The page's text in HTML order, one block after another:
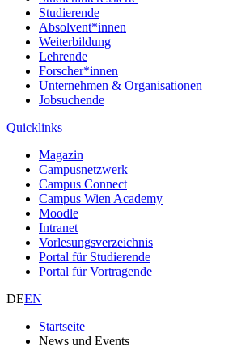
Studierende
Absolvent*innen
Weiterbildung
Lehrende
Forscher*innen
Unternehmen & Organisationen
Jobsuchende
Quicklinks
Magazin
Campusnetzwerk
Campus Connect
Campus Wien Academy
Moodle
Intranet
Vorlesungsverzeichnis
Portal für Studierende
Portal für Vortragende
DEEN
Startseite
News und Events